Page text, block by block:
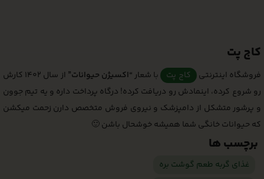
کاج پت
فروشگاه اینترنتی کاج پت با شعار“اکسیژن حیوانات”
از سال 1402 کارش
رو شروع کرده، اینمادش رو دریافت کرده! درگاه پرداخت داره و یه تیم جوون
و پرشور متشکل از دامپزشک و نیروی فروش متخصص دارن زحمت میکشن
که حیوانات خانگی شما همیشه خوشحال باشن 🙂
برچسب ها
غذای گربه طعم گوشت بره